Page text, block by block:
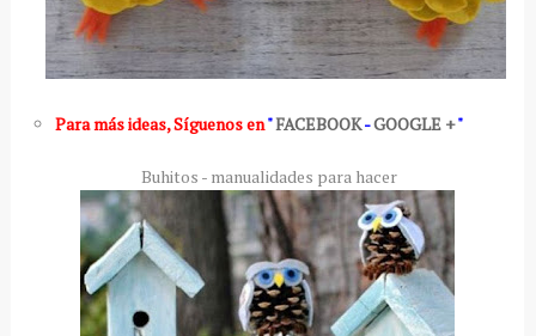
Para más ideas,Síguenos en"FACEBOOK-GOOGLE +"
Buhitos - manualidades para hacer